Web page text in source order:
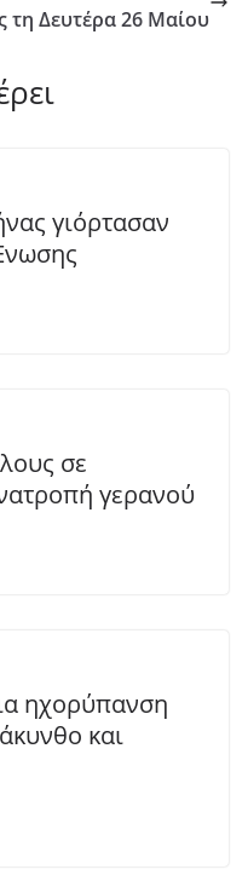
τη Δευτέρα 26 Μαίου
γιόρτασαν
σε
γερανού
ηχορύπανση
και